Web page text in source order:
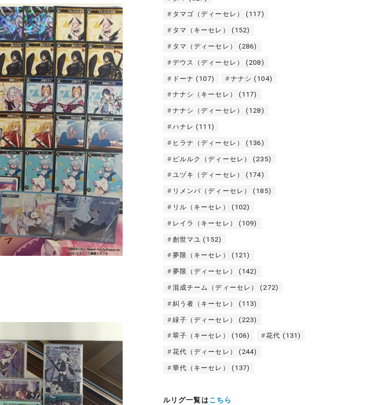
タマゴ（ディーセレ） (117)
タマ（キーセレ） (152)
タマ（ディーセレ） (286)
デウス（ディーセレ） (208)
ドーナ (107) ナナシ (104)
ナナシ（キーセレ） (117)
ナナシ（ディーセレ） (128)
ハナレ (111)
ヒラナ（ディーセレ） (136)
ピルルク（ディーセレ） (235)
ユヅキ（ディーセレ） (174)
リメンバ（ディーセレ） (185)
リル（キーセレ） (102)
レイラ（キーセレ） (109)
創世マユ (152)
夢限（キーセレ） (121)
夢限（ディーセレ） (142)
混成チーム（ディーセレ） (272)
糾う者（キーセレ） (113)
緑子（ディーセレ） (223)
翠子（キーセレ） (106) 花代 (131)
花代（ディーセレ） (244)
華代（キーセレ） (137)
ルリグ一覧はこちら